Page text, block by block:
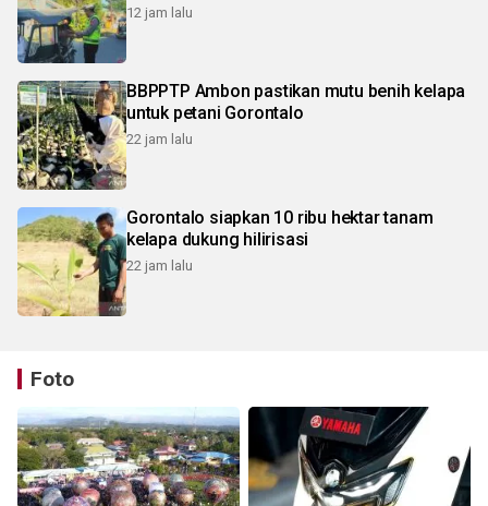
12 jam lalu
BBPPTP Ambon pastikan mutu benih kelapa
untuk petani Gorontalo
22 jam lalu
Gorontalo siapkan 10 ribu hektar tanam
kelapa dukung hilirisasi
22 jam lalu
Foto